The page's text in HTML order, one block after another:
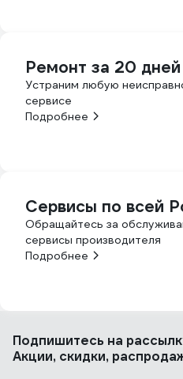
Ремонт за 20 дней
Устраним любую
сервисе
Подробнее
Сервисы по всей
Обращайтесь за
сервисы производителя
Подробнее
Подпишитесь на
Акции, скидки,